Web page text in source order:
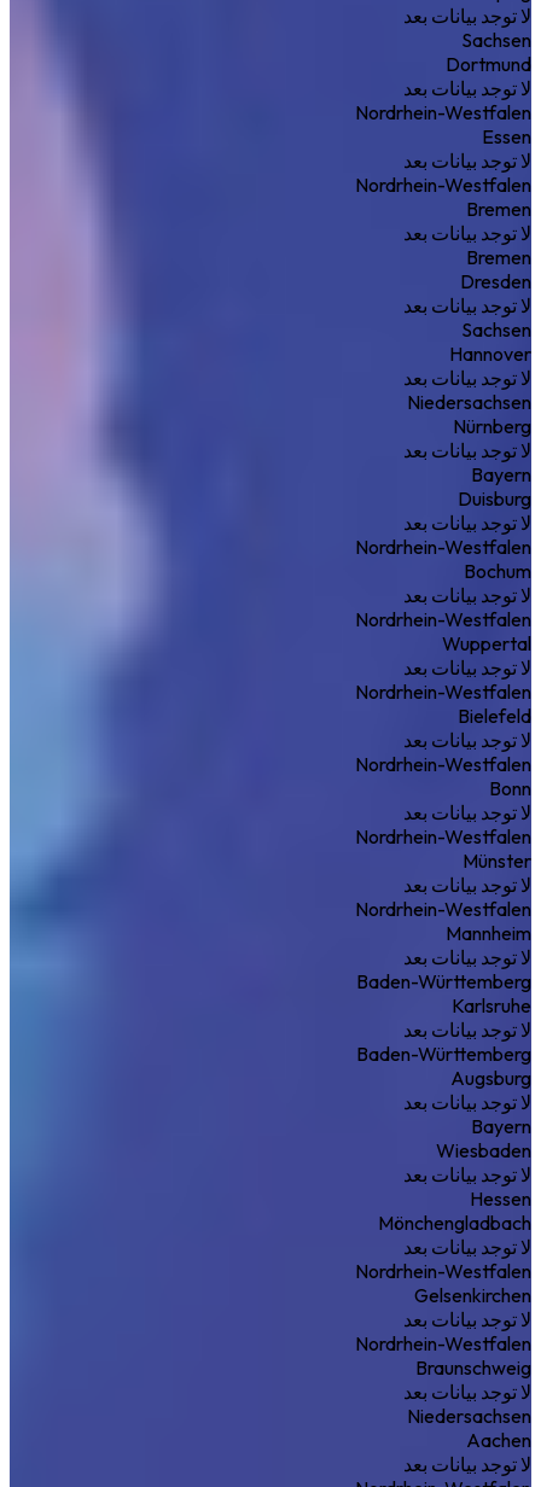
لا توجد بيانات بعد
Sachsen
Dortmund
لا توجد بيانات بعد
Nordrhein-Westfalen
Essen
لا توجد بيانات بعد
Nordrhein-Westfalen
Bremen
لا توجد بيانات بعد
Bremen
Dresden
لا توجد بيانات بعد
Sachsen
Hannover
لا توجد بيانات بعد
Niedersachsen
Nürnberg
لا توجد بيانات بعد
Bayern
Duisburg
لا توجد بيانات بعد
Nordrhein-Westfalen
Bochum
لا توجد بيانات بعد
Nordrhein-Westfalen
Wuppertal
لا توجد بيانات بعد
Nordrhein-Westfalen
Bielefeld
لا توجد بيانات بعد
Nordrhein-Westfalen
Bonn
لا توجد بيانات بعد
Nordrhein-Westfalen
Münster
لا توجد بيانات بعد
Nordrhein-Westfalen
Mannheim
لا توجد بيانات بعد
Baden-Württemberg
Karlsruhe
لا توجد بيانات بعد
Baden-Württemberg
Augsburg
لا توجد بيانات بعد
Bayern
Wiesbaden
لا توجد بيانات بعد
Hessen
Mönchengladbach
لا توجد بيانات بعد
Nordrhein-Westfalen
Gelsenkirchen
لا توجد بيانات بعد
Nordrhein-Westfalen
Braunschweig
لا توجد بيانات بعد
Niedersachsen
Aachen
لا توجد بيانات بعد